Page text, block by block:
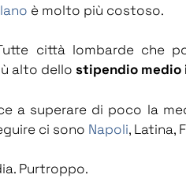
è molto più costoso.
città lombarde che
alto dello stipendio medio
a superare di poco la
ci sono Napoli, Latina,
Purtroppo.